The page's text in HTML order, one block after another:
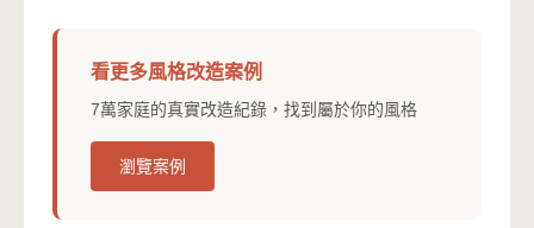
看更多風格改造案例
7萬家庭的真實改造紀錄，找到屬於你的風格
瀏覽案例